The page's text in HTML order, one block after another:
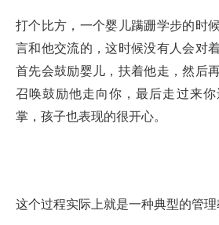
打个比方，一个婴儿蹒跚学步的时
言和他交流的，这时候没有人会对
首先会鼓励婴儿，扶着他走，然后
召唤鼓励他走向你，最后走过来
掌，孩子也表现的很开心。
这个过程实际上就是一种典型的管理